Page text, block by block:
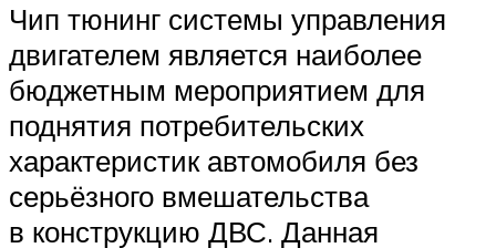
Чип тюнинг системы управления
двигателем является наиболее
бюджетным мероприятием для
поднятия потребительских
характеристик автомобиля без
серьёзного вмешательства
в конструкцию ДВС. Данная